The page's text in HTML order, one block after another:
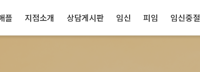
플 지점소개 상담게시판 임신 피임 임신중절